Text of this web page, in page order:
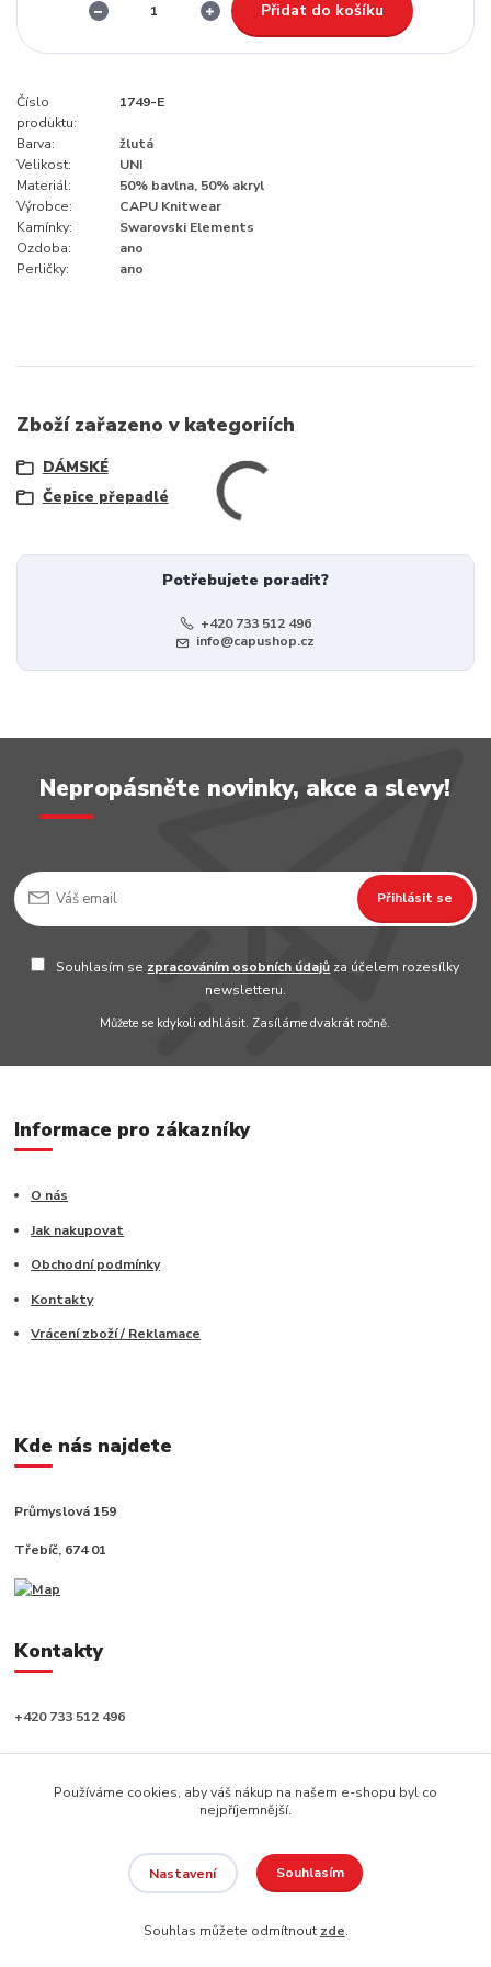
Přidat do košíku
Číslo
produktu:
1749-E
Barva:
žlutá
Velikost:
UNI
Materiál:
50% bavlna, 50% akryl
Výrobce:
CAPU Knitwear
Kamínky:
Swarovski Elements
Ozdoba:
ano
Perličky:
ano
Zboží zařazeno v kategoriích
DÁMSKÉ
Čepice přepadlé
Potřebujete poradit?
+420 733 512 496
info@capushop.cz
Nepropásněte novinky, akce a slevy!
Přihlásit se
Souhlasím se zpracováním osobních údajů za účelem rozesílky
newsletteru.
Můžete se kdykoli odhlásit. Zasíláme dvakrát ročně.
Informace pro zákazníky
O nás
Jak nakupovat
Obchodní podmínky
Kontakty
Vrácení zboží / Reklamace
Kde nás najdete
Průmyslová 159
Třebíč, 674 01
Kontakty
+420 733 512 496
info@capushop.cz
Vytvořeno na
Eshop-rychle.cz
Používáme cookies, aby váš nákup na našem e-shopu byl co
nejpříjemnější.
Nastavení Souhlasím
Souhlas můžete odmítnout zde.